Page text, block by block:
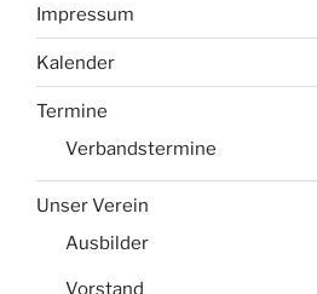
Impressum
Kalender
Termine
Verbandstermine
Unser Verein
Ausbilder
Vorstand